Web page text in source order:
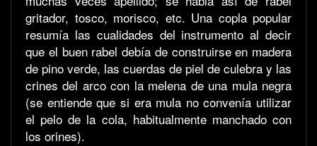
gritador, tosco, morisco, etc. Una copla popular
resumía las cualidades del instrumento al decir
que el buen rabel debía de construirse en madera
de pino verde, las cuerdas de piel de culebra y las
crines del arco con la melena de una mula negra
(se entiende que si era mula no convenía utilizar
el pelo de la cola, habitualmente manchado con
los orines).